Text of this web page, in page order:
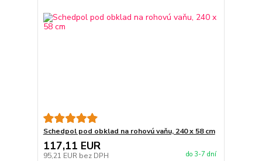
Schedpol pod obklad na rohovú vaňu, 240 x 58 cm
117,11 EUR
95,21 EUR bez DPH do 3-7 dní